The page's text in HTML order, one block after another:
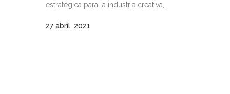
estratégica para la industria creativa,...
27 abril, 2021